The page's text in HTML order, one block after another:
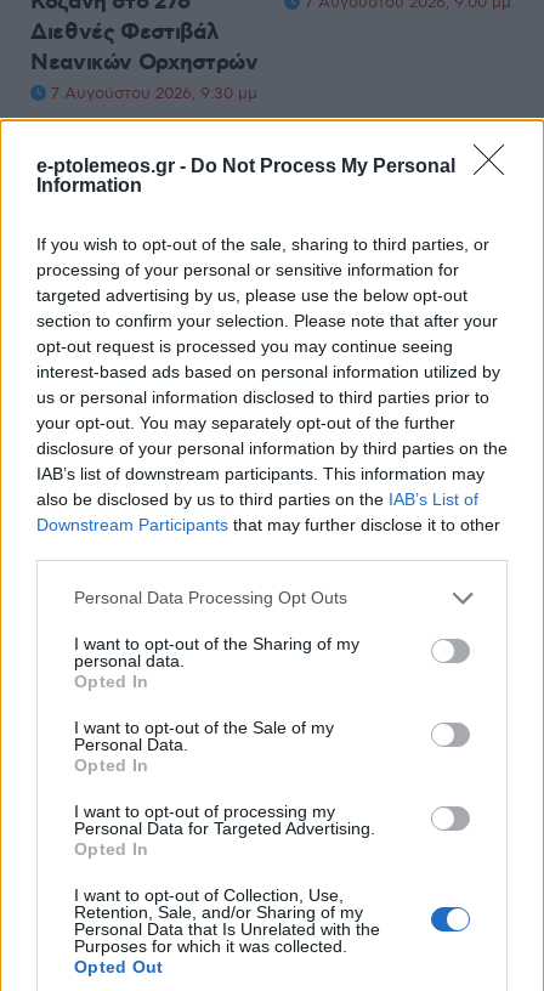
e-ptolemeos.gr - Do Not Process My Personal
Information
If you wish to opt-out of the sale, sharing to third parties, or
processing of your personal or sensitive information for
targeted advertising by us, please use the below opt-out
section to confirm your selection. Please note that after your
opt-out request is processed you may continue seeing
interest-based ads based on personal information utilized by
us or personal information disclosed to third parties prior to
your opt-out. You may separately opt-out of the further
disclosure of your personal information by third parties on the
IAB’s list of downstream participants. This information may
also be disclosed by us to third parties on the IAB’s List of
Downstream Participants that may further disclose it to other
Please note that this website/app uses one or more Google
not limited to your visit or usage behaviour. You may click to
grant or deny consent to Google and its third-party tags to
use your data for below specified purposes in below Google
consent section.
Personal Data Processing Opt Outs
I want to opt-out of the Sharing of my
personal data.
Opted In
I want to opt-out of the Sale of my
Personal Data.
Opted In
I want to opt-out of processing my
Personal Data for Targeted Advertising.
Opted In
I want to opt-out of Collection, Use,
Retention, Sale, and/or Sharing of my
Personal Data that Is Unrelated with the
Purposes for which it was collected.
Opted Out
Διεθνές Φεστιβάλ
Νεανικών Ορχηστρών
7 Αυγούστου 2026, 9:30 μμ
ΚΟΙΝΩΝΊΑ
7 Αυγούστου 2026, 8:31 μμ
ΑΣΤΥΝΟΜΙΚΌ ΔΕΛΤΊΟ
Καστοριά: 20χρονη
κατάλαβε ότι πήγε να
πέσει θύμα
τηλεφωνικής απάτης
και ενημέρωσε την
Αστυνομία – Πιάσανε
επ’ αυτοφώρω τους
δράστες
ΚΟΙΝΩΝΊΑ
Την Κυριακή 16
Αυγούστου η τελετή
παράδοσης του
Γηροκομείου
Τσοτυλίου
7 Αυγούστου 2026, 7:31 μμ
Φωτιά έξω από την
Κοζάνη – Άμεση
Πυροσβεστικής
Υπηρεσίας